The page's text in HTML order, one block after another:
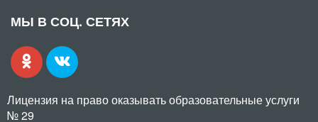
МЫ В СОЦ. СЕТЯХ
Лицензия на право оказывать образовательные услуги
№ 29